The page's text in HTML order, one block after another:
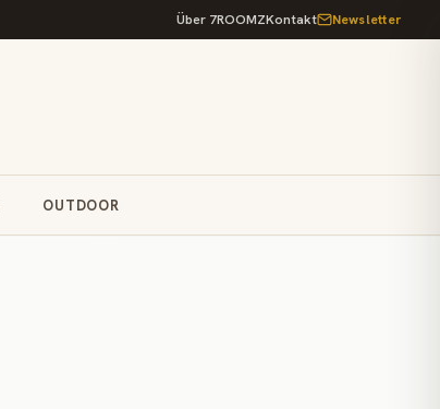
Über 7ROOMZKontakt Newsletter
OUTDOOR